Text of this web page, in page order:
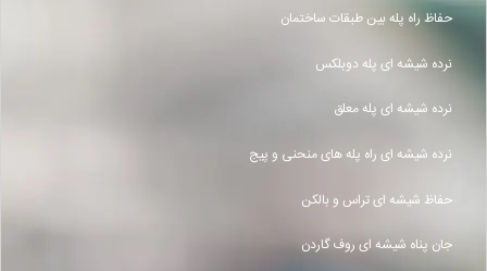
حفاظ راه پله بین طبقات ساختمان
نرده شیشه ای پله دوبلکس
نرده شیشه ای پله معلق
نرده شیشه ای راه پله های منحنی و پیج
حفاظ شیشه ای تراس و بالکن
جان پناه شیشه ای روف گاردن